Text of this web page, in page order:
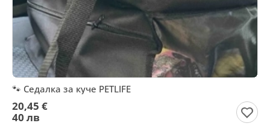
🐾 Седалка за куче PETLIFE
20,45 €
40 лв